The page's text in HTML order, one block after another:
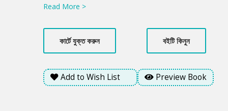
গাছের ছায়ার কারনে ঘন অন্ধকার। ছেলেটি ধীরে ধীরে গায়ে জড়িয়ে থাকা
ধীরে ফুসফুসের বাতাস বের করে দিয়ে ঘুরে দাঁড়ায় সে। হাতদুটো শরীরের পেছনে
নিয়ে মুড়ে দাঁড়ায়। একটা তীব্র হেডলাইটের আলো, চোখ ধাঁধিয়ে দেয়...
Read More >
কার্টে যুক্ত করুন বইটি কিনুন
Add to Wish List Preview Book